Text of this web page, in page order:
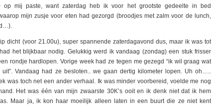
op mij paste, want zaterdag heb ik voor het grootste gedeelte in bed
mijn zusje voor eten had gezorgd (broodjes met zalm voor de lunch,
dicht (voor 21.00u), super spannende zaterdagavond dus, maar ik was tot
het blijkbaar nodig. Gelukkig werd ik vandaag (zondag) een stuk frisser
rondje hardlopen. Vorige week had ze tegen me gezegd “ik wil graag wat
Vandaag had ze besloten.. we gaan dertig kilometer lopen. Uh oh…..
was toch net een ander verhaal. Ik was minder voorbereid, voelde me nog
Het was één van mijn zwaarste 30K’s ooit en ik denk niet dat ik hem
Maar ja, ik kon haar moeilijk alleen laten in een buurt die ze niet kent